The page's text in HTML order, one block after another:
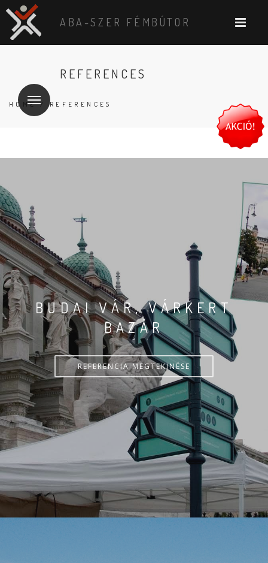
ABA-SZER FÉMBÚTOR
REFERENCES
HOME/ REFERENCES
BUDAI VÁR, VÁRKERT
BAZÁR
REFERENCIA MEGTEKINÉSE